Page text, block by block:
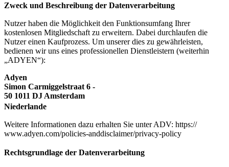
Zweck und Beschreibung der Datenverarbeitung
Nutzer haben die Möglichkeit den Funktionsumfang Ihrer
kostenlosen Mitgliedschaft zu erweitern. Dabei durchlaufen die
Nutzer einen Kaufprozess. Um unserer dies zu gewährleisten,
bedienen wir uns eines professionellen Dienstleistern (weiterhin
„ADYEN“):
Adyen
Simon Carmiggelstraat 6 -
50 1011 DJ Amsterdam
Niederlande
Weitere Informationen dazu erhalten Sie unter ADV: https://
www.adyen.com/policies-anddisclaimer/privacy-policy
Rechtsgrundlage der Datenverarbeitung